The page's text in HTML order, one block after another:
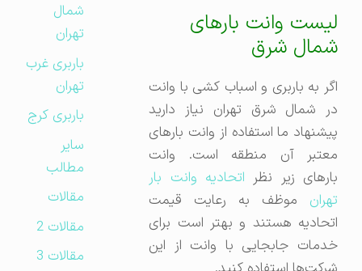
لیست وانت بارهای
شمال شرق
اگر به باربری و اسباب کشی با وانت
در شمال شرق تهران نیاز دارید
پیشنهاد ما استفاده از وانت بارهای
معتبر آن منطقه است. وانت
بارهای زیر نظراتحادیه وانت بار
تهرانموظف به رعایت قیمت
اتحادیه هستند و بهتر است برای
خدمات جابجایی با وانت از این
شمال
تهران
باربری غرب
تهران
باربری کرج
مطالب
مقالات
مقالات 2
مقالات 3